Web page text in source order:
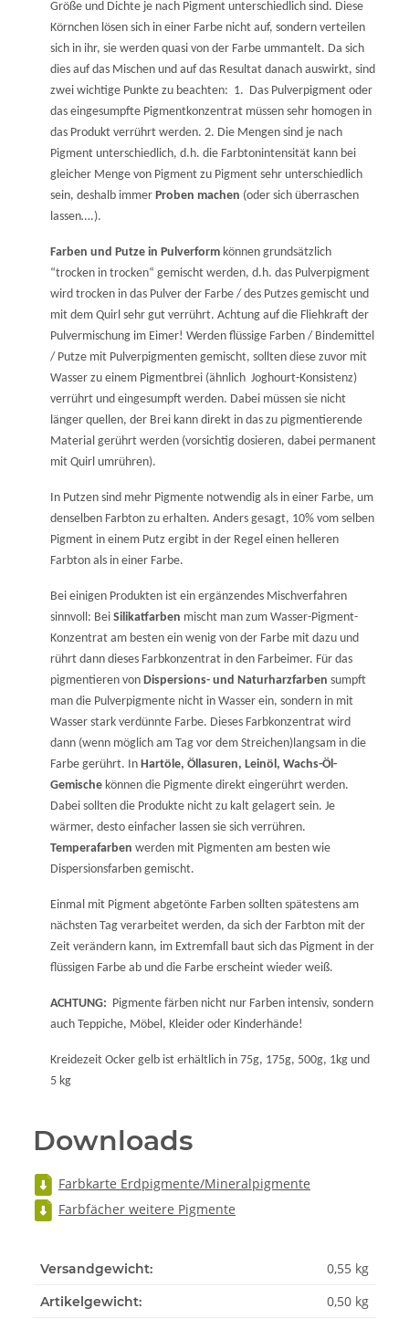
Größe und Dichte je nach Pigment unterschiedlich sind. Diese
Körnchen lösen sich in einer Farbe nicht auf, sondern verteilen
sich in ihr, sie werden quasi von der Farbe ummantelt. Da sich
dies auf das Mischen und auf das Resultat danach auswirkt, sind
zwei wichtige Punkte zu beachten: 1. Das Pulverpigment oder
das eingesumpfte Pigmentkonzentrat müssen sehr homogen in
das Produkt verrührt werden. 2. Die Mengen sind je nach
Pigment unterschiedlich, d.h. die Farbtonintensität kann bei
gleicher Menge von Pigment zu Pigment sehr unterschiedlich
sein, deshalb immer Proben machen (oder sich überraschen
lassen….).
Farben und Putze in Pulverformkönnen grundsätzlich
“trocken in trocken“ gemischt werden, d.h. das Pulverpigment
wird trocken in das Pulver der Farbe / des Putzes gemischt und
mit dem Quirl sehr gut verrührt. Achtung auf die Fliehkraft der
Pulvermischung im Eimer! Werden flüssige Farben / Bindemittel
/ Putze mit Pulverpigmenten gemischt, sollten diese zuvor mit
Wasser zu einem Pigmentbrei (ähnlich Joghourt-Konsistenz)
verrührt und eingesumpft werden. Dabei müssen sie nicht
länger quellen, der Brei kann direkt in das zu pigmentierende
Material gerührt werden (vorsichtig dosieren, dabei permanent
mit Quirl umrühren).
In Putzen sind mehr Pigmente notwendig als in einer Farbe, um
denselben Farbton zu erhalten. Anders gesagt, 10% vom selben
Pigment in einem Putz ergibt in der Regel einen helleren
Farbton als in einer Farbe.
Bei einigen Produkten ist ein ergänzendes Mischverfahren
sinnvoll: Bei Silikatfarben mischt man zum Wasser-Pigment-
Konzentrat am besten ein wenig von der Farbe mit dazu und
rührt dann dieses Farbkonzentrat in den Farbeimer. Für das
pigmentieren von Dispersions- und Naturharzfarben sumpft
man die Pulverpigmente nicht in Wasser ein, sondern in mit
Wasser stark verdünnte Farbe. Dieses Farbkonzentrat wird
dann (wenn möglich am Tag vor dem Streichen)langsam in die
Farbe gerührt. In Hartöle, Öllasuren, Leinöl, Wachs-Öl-
Gemischekönnen die Pigmente direkt eingerührt werden.
Dabei sollten die Produkte nicht zu kalt gelagert sein. Je
wärmer, desto einfacher lassen sie sich verrühren.
Temperafarben werden mit Pigmenten am besten wie
Dispersionsfarben gemischt.
Einmal mit Pigment abgetönte Farben sollten spätestens am
nächsten Tag verarbeitet werden, da sich der Farbton mit der
Zeit verändern kann, im Extremfall baut sich das Pigment in der
flüssigen Farbe ab und die Farbe erscheint wieder weiß.
ACHTUNG: Pigmente färben nicht nur Farben intensiv, sondern
auch Teppiche, Möbel, Kleider oder Kinderhände!
Kreidezeit Ocker gelb ist erhältlich in 75g, 175g, 500g, 1kg und
5 kg
Downloads
Farbkarte Erdpigmente/Mineralpigmente
Farbfächer weitere Pigmente
Versandgewicht: 0,55 kg
Artikelgewicht: 0,50 kg